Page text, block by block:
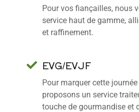
Pour vos fiançailles, nous
service haut de gamme,
et raffinement.
EVG/EVJF
Pour marquer cette
proposons un service
touche de gourmandise et